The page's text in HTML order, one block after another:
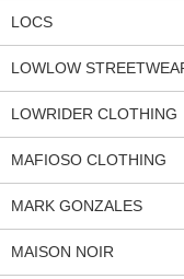
LOCS
LOWLOW
LOWRIDER CLOTHING
MAFIOSO CLOTHING
MARK GONZALES
MAISON NOIR